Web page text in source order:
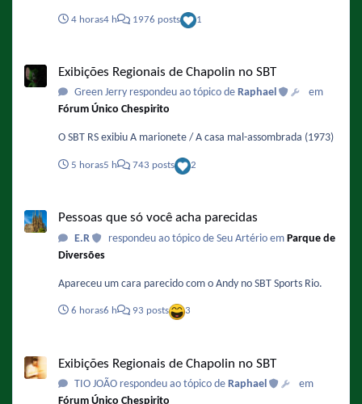
4 horas4 h 1976 posts 1
Exibições Regionais de Chapolin no SBT
Green Jerry respondeu ao tópico de Raphael
em
Fórum Único Chespirito
O SBT RS exibiu A marionete / A casa mal-assombrada (1973)
5 horas5 h 743 posts 2
Pessoas que só você acha parecidas
E.R respondeu ao tópico de Seu Artério em Parque de
Diversões
Apareceu um cara parecido com o Andy no SBT Sports Rio.
6 horas6 h 93 posts 3
Exibições Regionais de Chapolin no SBT
TIO JOÃO respondeu ao tópico de Raphael
em
Fórum Único Chespirito